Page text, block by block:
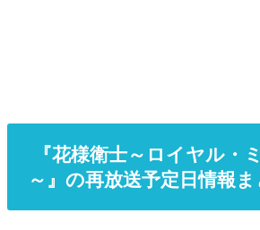
『花様衛士～ロイヤル・
～』の再放送予定日情報